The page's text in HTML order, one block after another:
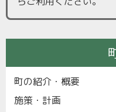
町の紹介・概要
施策・計画